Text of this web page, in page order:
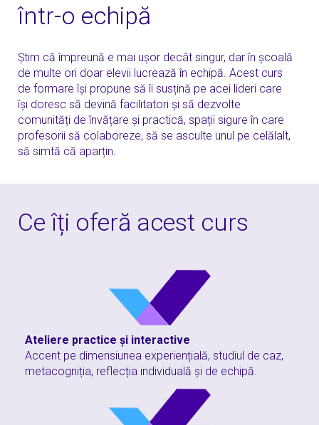
într-o echipă
Știm că împreună e mai ușor decât singur, dar în școală
de multe ori doar elevii lucrează în echipă. Acest curs
de formare își propune să îi susțină pe acei lideri care
își doresc să devină facilitatori și să dezvolte
comunități de învățare și practică, spații sigure în care
profesorii să colaboreze, să se asculte unul pe celălalt,
să simtă că aparțin.
Ce îți oferă acest curs
Ateliere practice și interactive
Accent pe dimensiunea experiențială, studiul de caz,
metacogniția, reflecția individuală și de echipă.